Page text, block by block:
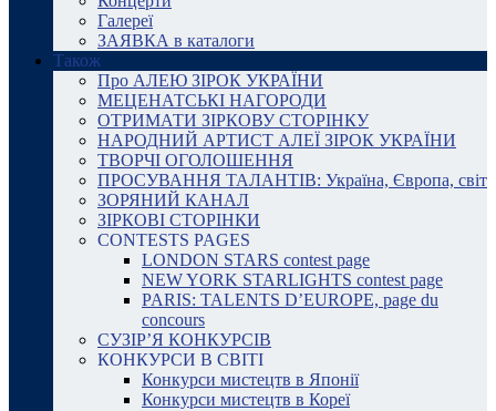
Галереї
ЗАЯВКА в каталоги
Також
Про АЛЕЮ ЗІРОК УКРАЇНИ
МЕЦЕНАТСЬКІ НАГОРОДИ
ОТРИМАТИ ЗІРКОВУ СТОРІНКУ
НАРОДНИЙ АРТИСТ АЛЕЇ ЗІРОК УКРАЇНИ
ТВОРЧІ ОГОЛОШЕННЯ
ПРОСУВАННЯ ТАЛАНТІВ: Україна, Європа, світ
ЗОРЯНИЙ КАНАЛ
ЗІРКОВІ СТОРІНКИ
CONTESTS PAGES
LONDON STARS contest page
NEW YORK STARLIGHTS contest page
PARIS: TALENTS D’EUROPE, page du
concours
СУЗІР’Я КОНКУРСІВ
КОНКУРСИ В СВІТІ
Конкурси мистецтв в Японії
Конкурси мистецтв в Кореї